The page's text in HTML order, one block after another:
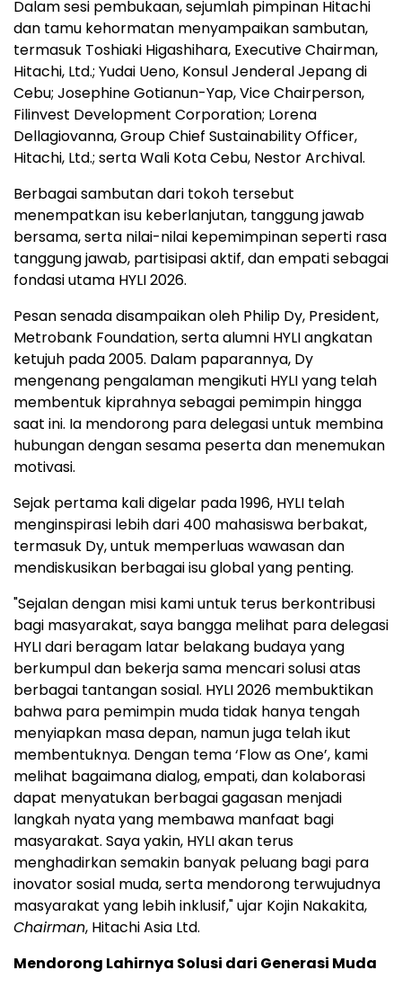
Dalam sesi pembukaan, sejumlah pimpinan Hitachi
dan tamu kehormatan menyampaikan sambutan,
termasuk Toshiaki Higashihara, Executive Chairman,
Hitachi, Ltd.; Yudai Ueno, Konsul Jenderal Jepang di
Cebu; Josephine Gotianun-Yap, Vice Chairperson,
Filinvest Development Corporation; Lorena
Dellagiovanna, Group Chief Sustainability Officer,
Hitachi, Ltd.; serta Wali Kota Cebu, Nestor Archival.
Berbagai sambutan dari tokoh tersebut
menempatkan isu keberlanjutan, tanggung jawab
bersama, serta nilai-nilai kepemimpinan seperti rasa
tanggung jawab, partisipasi aktif, dan empati sebagai
fondasi utama HYLI 2026.
Pesan senada disampaikan oleh Philip Dy, President,
Metrobank Foundation, serta alumni HYLI angkatan
ketujuh pada 2005. Dalam paparannya, Dy
mengenang pengalaman mengikuti HYLI yang telah
membentuk kiprahnya sebagai pemimpin hingga
saat ini. Ia mendorong para delegasi untuk membina
hubungan dengan sesama peserta dan menemukan
motivasi.
Sejak pertama kali digelar pada 1996, HYLI telah
menginspirasi lebih dari 400 mahasiswa berbakat,
termasuk Dy, untuk memperluas wawasan dan
mendiskusikan berbagai isu global yang penting.
"Sejalan dengan misi kami untuk terus berkontribusi
bagi masyarakat, saya bangga melihat para delegasi
HYLI dari beragam latar belakang budaya yang
berkumpul dan bekerja sama mencari solusi atas
berbagai tantangan sosial. HYLI 2026 membuktikan
bahwa para pemimpin muda tidak hanya tengah
menyiapkan masa depan, namun juga telah ikut
membentuknya. Dengan tema ‘Flow as One’, kami
melihat bagaimana dialog, empati, dan kolaborasi
dapat menyatukan berbagai gagasan menjadi
langkah nyata yang membawa manfaat bagi
masyarakat. Saya yakin, HYLI akan terus
menghadirkan semakin banyak peluang bagi para
inovator sosial muda, serta mendorong terwujudnya
masyarakat yang lebih inklusif," ujar Kojin Nakakita,
Chairman, Hitachi Asia Ltd.
Mendorong Lahirnya Solusi dari Generasi Muda